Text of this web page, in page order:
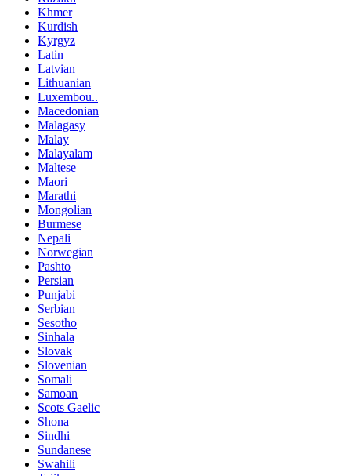
Khmer
Kurdish
Kyrgyz
Latin
Latvian
Lithuanian
Luxembou..
Macedonian
Malagasy
Malay
Malayalam
Maltese
Maori
Marathi
Mongolian
Burmese
Nepali
Norwegian
Pashto
Persian
Punjabi
Serbian
Sesotho
Sinhala
Slovak
Slovenian
Somali
Samoan
Scots Gaelic
Shona
Sindhi
Sundanese
Swahili